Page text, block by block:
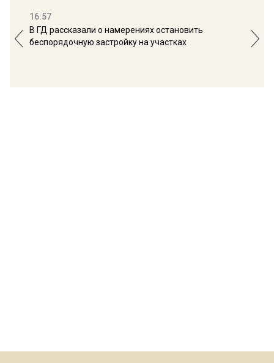
16:57
В ГД рассказали о намерениях остановить
беспорядочную застройку на участках